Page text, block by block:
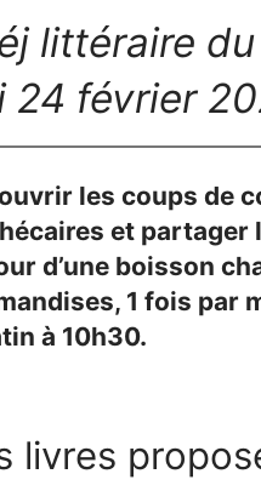
littéraire du
24 février
les coups de
et partager
d’une boisson
1 fois par
à 10h30.
livres